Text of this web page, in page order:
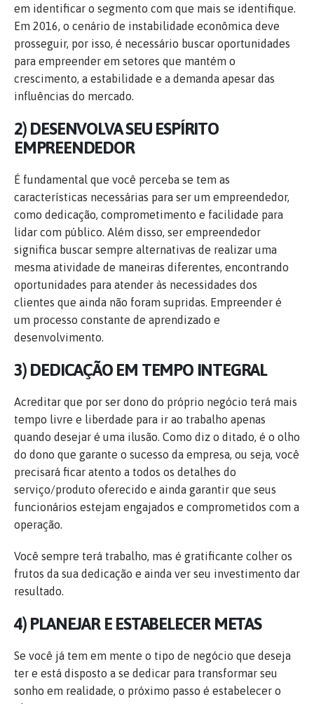
em identificar o segmento com que mais se identifique.
Em 2016, o cenário de instabilidade econômica deve
prosseguir, por isso, é necessário buscar oportunidades
para empreender em setores que mantém o
crescimento, a estabilidade e a demanda apesar das
influências do mercado.
2) DESENVOLVA SEU ESPÍRITO
EMPREENDEDOR
É fundamental que você perceba se tem as
características necessárias para ser um empreendedor,
como dedicação, comprometimento e facilidade para
lidar com público. Além disso, ser empreendedor
significa buscar sempre alternativas de realizar uma
mesma atividade de maneiras diferentes, encontrando
oportunidades para atender às necessidades dos
clientes que ainda não foram supridas. Empreender é
um processo constante de aprendizado e
desenvolvimento.
3) DEDICAÇÃO EM TEMPO INTEGRAL
Acreditar que por ser dono do próprio negócio terá mais
tempo livre e liberdade para ir ao trabalho apenas
quando desejar é uma ilusão. Como diz o ditado, é o olho
do dono que garante o sucesso da empresa, ou seja, você
precisará ficar atento a todos os detalhes do
serviço/produto oferecido e ainda garantir que seus
funcionários estejam engajados e comprometidos com a
operação.
Você sempre terá trabalho, mas é gratificante colher os
frutos da sua dedicação e ainda ver seu investimento dar
resultado.
4) PLANEJAR E ESTABELECER METAS
Se você já tem em mente o tipo de negócio que deseja
ter e está disposto a se dedicar para transformar seu
sonho em realidade, o próximo passo é estabelecer o